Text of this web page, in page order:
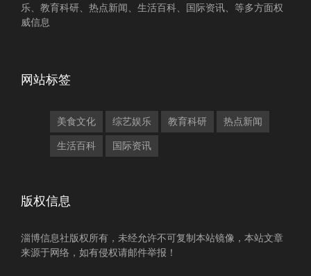
乐、教育科研、热点新闻、生活百科、国际资讯、等多方面权
威信息
网站标签
美食文化 综艺娱乐 教育科研 热点新闻
生活百科 国际资讯
版权信息
淄博信息社版权所有，未经允许不可复制本站镜像，本站文章
来源于网络，如有侵权请邮件举报！